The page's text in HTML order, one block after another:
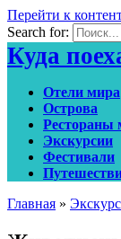
Перейти к
Search for:
Куда
Отели мира
Острова
Рестораны
Экскурсии
Фестивали
Главная »